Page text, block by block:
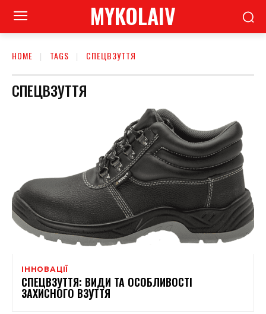
MYKOLAIV
HOME TAGS СПЕЦВЗУТТЯ
СПЕЦВЗУТТЯ
ІННОВАЦІЇ
СПЕЦВЗУТТЯ: ВИДИ ТА ОСОБЛИВОСТІ
ЗАХИСНОГО ВЗУТТЯ